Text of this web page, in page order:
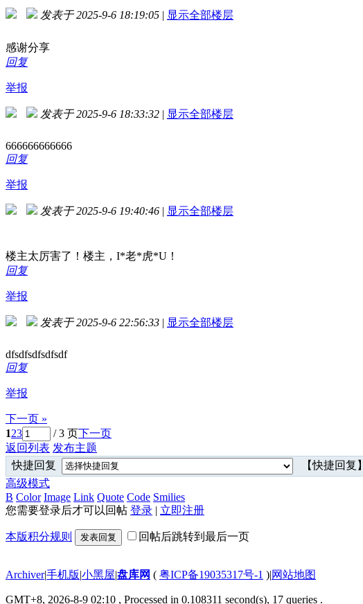
发表于 2025-9-6 18:19:05 | 显示全部楼层
感谢分享
回复
举报
发表于 2025-9-6 18:33:32 | 显示全部楼层
666666666666
回复
举报
发表于 2025-9-6 19:40:46 | 显示全部楼层
楼主太厉害了！楼主，I*老*虎*U！
回复
举报
发表于 2025-9-6 22:56:33 | 显示全部楼层
dfsdfsdfsdfsdf
回复
举报
下一页 »
123 / 3 页下一页
返回列表 发布主题
快捷回复
【快捷回复】
高级模式
B Color Image Link Quote Code Smilies
您需要登录后才可以回帖 登录 | 立即注册
本版积分规则 发表回复 回帖后跳转到最后一页
Archiver|手机版|小黑屋|盘库网 ( 粤ICP备19035317号-1 )|网站地图
GMT+8, 2026-8-9 02:10 , Processed in 0.108311 second(s), 17 queries .